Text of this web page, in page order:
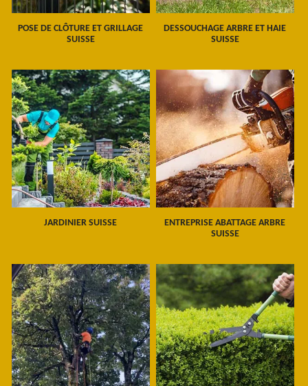
POSE DE CLÔTURE ET GRILLAGE
SUISSE
DESSOUCHAGE ARBRE ET HAIE
SUISSE
JARDINIER SUISSE
ENTREPRISE ABATTAGE ARBRE
SUISSE